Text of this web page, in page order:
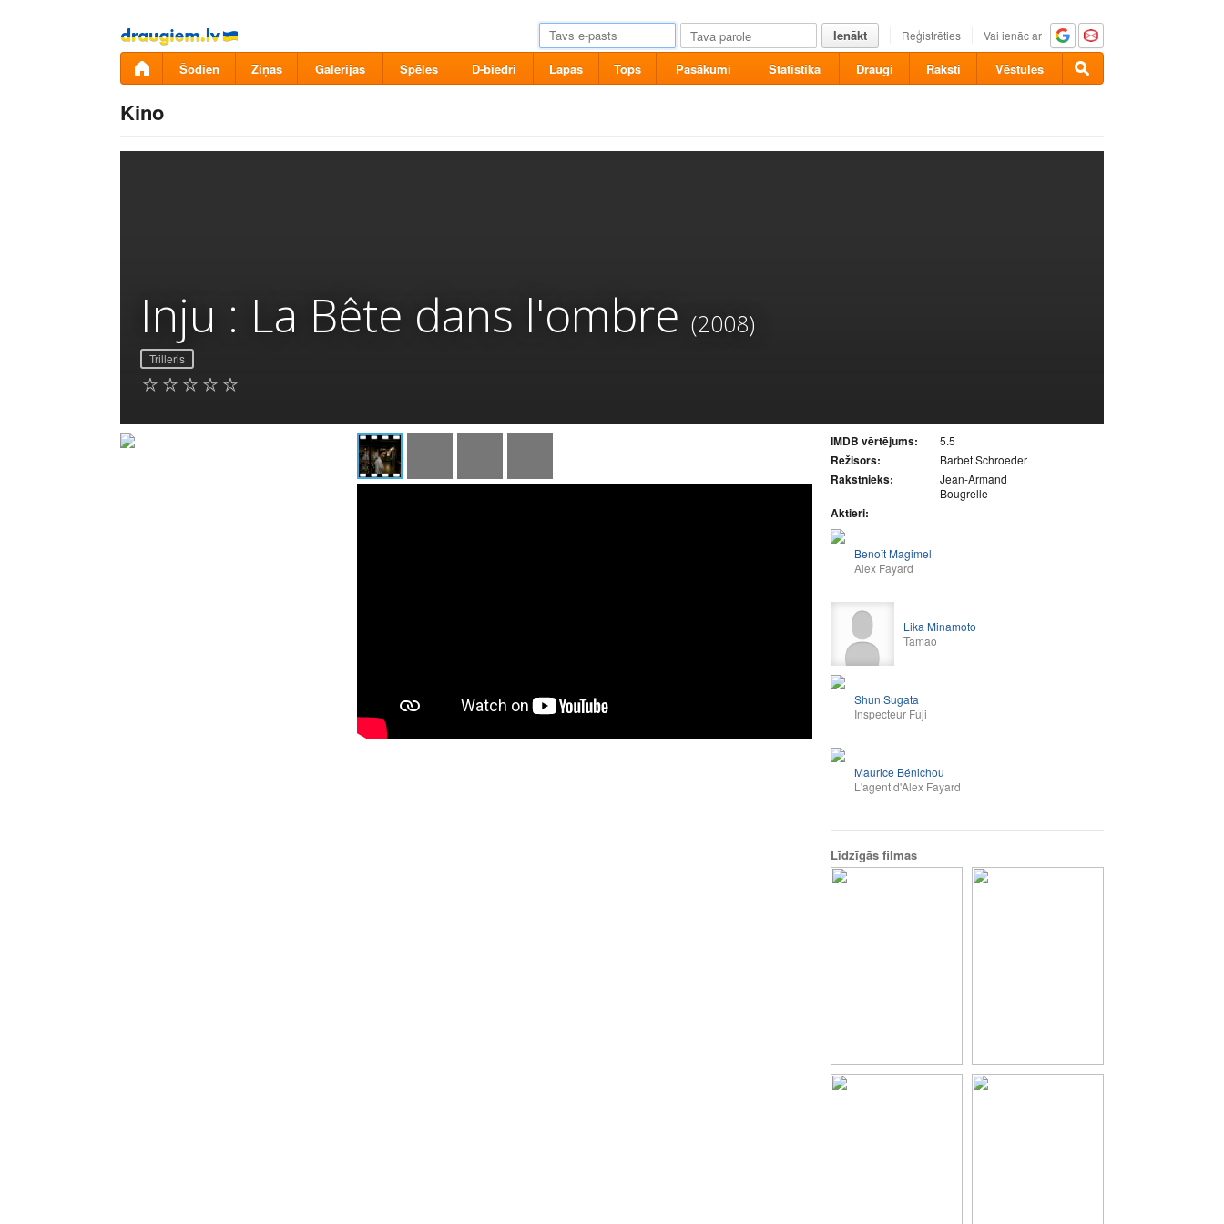
Pāriet
uz
saturu
Ienākt Reģistrēties Vai ienāc ar
Šodien Ziņas Galerijas Spēles D-biedri Lapas Tops Pasākumi Statistika Draugi Raksti Vēstules
Kino
Inju : La Bête dans l'ombre (2008)
Trilleris
IMDB vērtējums: 5.5
Režisors: Barbet Schroeder
Rakstnieks:
Jean-Armand
Bougrelle
Aktieri:
Benoît Magimel
Alex Fayard
Lika Minamoto
Tamao
Shun Sugata
Inspecteur Fuji
Maurice Bénichou
L'agent d'Alex Fayard
Līdzīgās filmas